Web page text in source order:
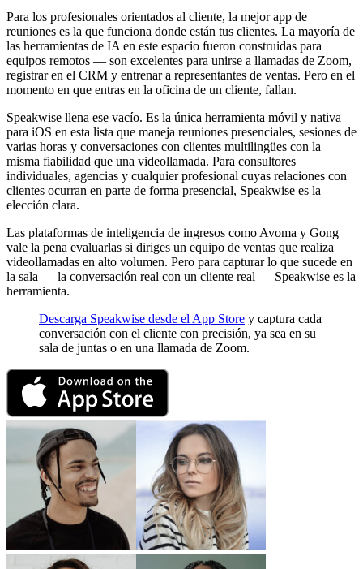
Para los profesionales orientados al cliente, la mejor app de
reuniones es la que funciona donde están tus clientes. La mayoría de
las herramientas de IA en este espacio fueron construidas para
equipos remotos — son excelentes para unirse a llamadas de Zoom,
registrar en el CRM y entrenar a representantes de ventas. Pero en el
momento en que entras en la oficina de un cliente, fallan.
Speakwise llena ese vacío. Es la única herramienta móvil y nativa
para iOS en esta lista que maneja reuniones presenciales, sesiones de
varias horas y conversaciones con clientes multilingües con la
misma fiabilidad que una videollamada. Para consultores
individuales, agencias y cualquier profesional cuyas relaciones con
clientes ocurran en parte de forma presencial, Speakwise es la
elección clara.
Las plataformas de inteligencia de ingresos como Avoma y Gong
vale la pena evaluarlas si diriges un equipo de ventas que realiza
videollamadas en alto volumen. Pero para capturar lo que sucede en
la sala — la conversación real con un cliente real — Speakwise es la
herramienta.
Descarga Speakwise desde el App Store y captura cada
conversación con el cliente con precisión, ya sea en su
sala de juntas o en una llamada de Zoom.